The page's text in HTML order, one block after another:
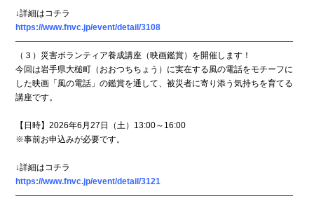
↓詳細はコチラ
https://www.fnvc.jp/event/detail/3108
―――――――――――――――――――――――――――――――――
（３）災害ボランティア養成講座（映画鑑賞）を開催します！
今回は岩手県大槌町（おおつちちょう）に実在する風の電話をモチーフに
した映画「風の電話」の鑑賞を通して、被災者に寄り添う気持ちを育てる
講座です。
【日時】2026年6月27日（土）13:00～16:00
※事前お申込みが必要です。
↓詳細はコチラ
https://www.fnvc.jp/event/detail/3121
―――――――――――――――――――――――――――――――――